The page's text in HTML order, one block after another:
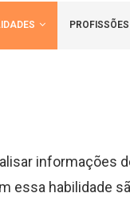
PROFISSÕES
informações
essa habilidade